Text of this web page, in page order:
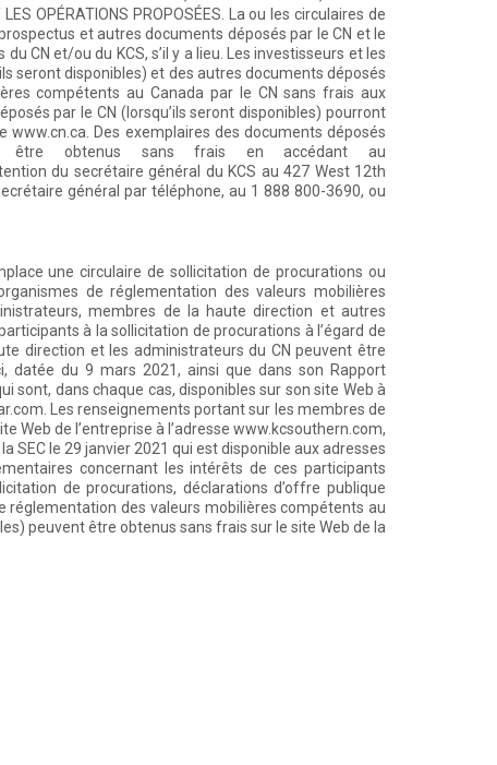
LES OPÉRATIONS PROPOSÉES. La ou les circulaires de
et autres documents déposés par le CN et le
CN et/ou du KCS, s’il y a lieu. Les investisseurs et les
seront disponibles) et des autres documents déposés
compétents au Canada par le CN sans frais aux
par le CN (lorsqu’ils seront disponibles) pourront
Des exemplaires des documents déposés
être obtenus sans frais en accédant au
du secrétaire général du KCS au 427 West 12th
général par téléphone, au 1 888 800-3690, ou
une circulaire de sollicitation de procurations ou
de réglementation des valeurs mobilières
membres de la haute direction et autres
à la sollicitation de procurations à l’égard de
direction et les administrateurs du CN peuvent être
datée du 9 mars 2021, ainsi que dans son Rapport
sont, dans chaque cas, disponibles sur son site Web à
Les renseignements portant sur les membres de
Web de l’entreprise à l’adresse www.kcsouthern.com,
SEC le 29 janvier 2021 qui est disponible aux adresses
concernant les intérêts de ces participants
de procurations, déclarations d’offre publique
réglementation des valeurs mobilières compétents au
peuvent être obtenus sans frais sur le site Web de la